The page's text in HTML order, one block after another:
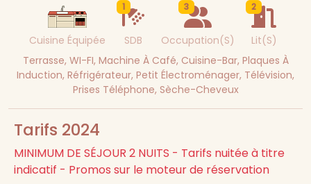
Cuisine Équipée
1
SDB
3
Occupation(s)
2
Lit(s)
Terrasse, WI-FI, Machine À Café, Cuisine-Bar, Plaques À
Induction, Réfrigérateur, Petit Électroménager, Télévision,
Prises Téléphone, Sèche-Cheveux
Tarifs 2024
MINIMUM DE SÉJOUR 2 NUITS - Tarifs nuitée à titre
indicatif - Promos sur le moteur de réservation